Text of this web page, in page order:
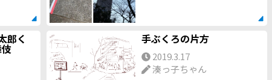
郎く 手ぶくろの片方
2019.3.17
湊っ子ちゃん